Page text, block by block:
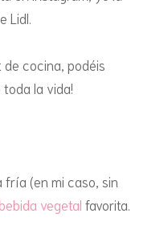
Lidl.
de cocina, podéis
la vida!
fría (en mi caso, sin
bebida vegetal favorita.